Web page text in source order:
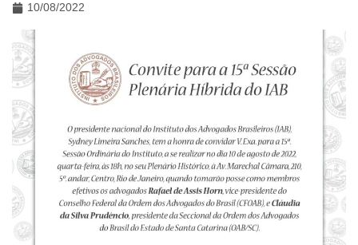
10/08/2022